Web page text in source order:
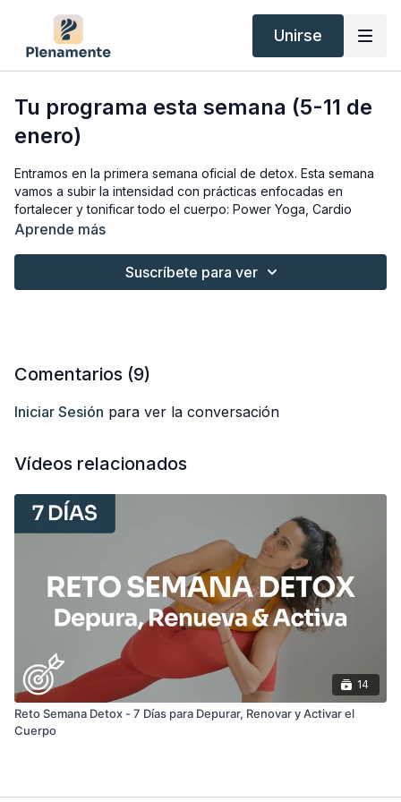
Unirse
Tu programa esta semana (5-11 de
enero)
Entramos en la primera semana oficial de detox. Esta semana
vamos a subir la intensidad con prácticas enfocadas en
fortalecer y tonificar todo el cuerpo: Power Yoga, Cardio
Yoga, sesiones cardiovasculares y trabajo con pesas.
En este vídeo te explico día a día lo que vamos a hacer esta
semana, el enfoque de cada sesión y algunos tips para que
fuerza, tu energía y ese fuego interno que te hace brillar ✨
Cerramos el domingo con una Sesión de Fuerza Completa
con principios de Pilates - una clase perfecta para
Aprende más
Suscríbete para ver
Comentarios (9)
Iniciar Sesión para ver la conversación
Vídeos relacionados
14
Reto Semana Detox - 7 Días para Depurar, Renovar y Activar el
Cuerpo